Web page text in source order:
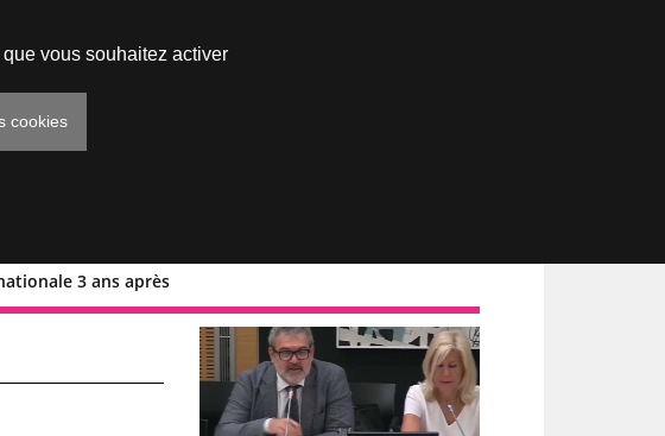
3 ans après
vous souhaitez activer
cookies